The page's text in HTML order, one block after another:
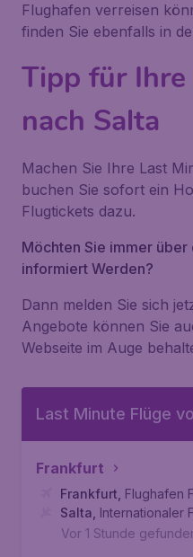
Flughafen verreisen
finden Sie ebenfalls in
Tipp für
nach Salta
Machen Sie Ihre Last
buchen Sie sofort ein
Flugtickets dazu.
Möchten Sie immer
informiert Werden?
Dann melden Sie sich
Angebote können Sie
Webseite im Auge
Last Minute Flüge
Frankfurt
Frankfurt Flughafen
Salta Internationaler
Vor 1 Stunde